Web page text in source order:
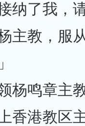
纳了我，
主教，服
杨鸣章主
香港教区